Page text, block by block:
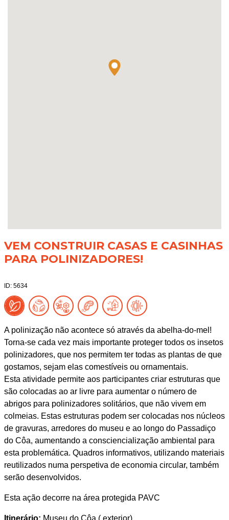
VEM CONSTRUIR CASAS E CASINHAS
PARA POLINIZADORES!
ID: 5634
A polinização não acontece só através da abelha-do-mel!
Torna-se cada vez mais importante proteger todos os insetos
polinizadores, que nos permitem ter todas as plantas de que
gostamos, sejam elas comestíveis ou ornamentais.
Esta atividade permite aos participantes criar estruturas que
são colocadas ao ar livre para aumentar o número de
abrigos para polinizadores solitários, que não vivem em
colmeias. Estas estruturas podem ser colocadas nos núcleos
de gravuras, arredores do museu e ao longo do Passadiço
do Côa, aumentando a consciencialização ambiental para
esta problemática. Quadros informativos, utilizando materiais
reutilizados numa perspetiva de economia circular, também
serão desenvolvidos.
Esta ação decorre na área protegida PAVC
Itinerário: Museu do Côa ( exterior)